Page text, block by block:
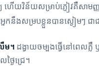
ហើយវិន័យសម្រាប់ភ្ញៀវគឺសាមញ្ញ
នកនឹងសម្របខ្លួនបានស្ងៀមៗ ជ
ម។ ដង្វាយចម្បងធ្វើនៅពេលភ្
ងៃជ្រេ។